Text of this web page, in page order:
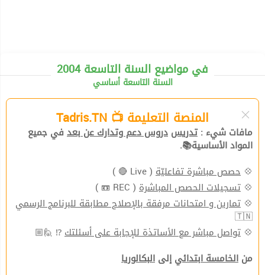
2004 في مواضيع السنة التاسعة
السنة التاسعة أساسي
المنصة التعليمة 📺 Tadris.TN
مافات شيء : تدريس دروس دعم وتدارك عن بعد في جميع
المواد الأساسية📚.
💠 حصص مباشرة تفاعليّة ( Live 🔴 )
💠 تسجيلات الحصص المباشرة ( REC 📼 )
💠 تمارين و امتحانات مرفقة بالإصلاح مطابقة للبرنامج الرسمي
🇹🇳
💠 تواصل مباشر مع الأساتذة للإجابة على أسئلتك⁉ 🙋🏼
من الخامسة ابتدائي إلى البكالوريا